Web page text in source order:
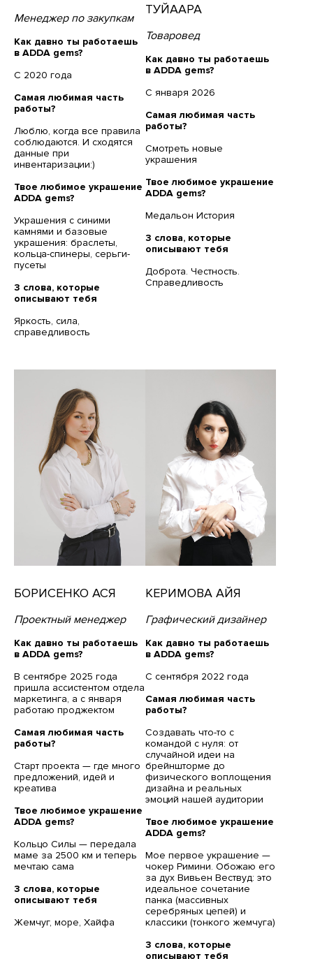
Менеджер по закупкам
Как давно ты работаешь
в ADDA gems?
С 2020 года
Самая любимая часть
работы?
Люблю, когда все правила
соблюдаются. И сходятся
данные при
инвентаризации:)
Твое любимое украшение
ADDA gems?
Украшения с синими
камнями и базовые
украшения: браслеты,
кольца-спинеры, серьги-
пусеты
3 слова, которые
описывают тебя
Яркость, сила,
справедливость
ТУЙААРА
Товаровед
Как давно ты работаешь
в ADDA gems?
С января 2026
Самая любимая часть
работы?
Смотреть новые
украшения
Твое любимое украшение
ADDA gems?
Медальон История
3 слова, которые
описывают тебя
Доброта. Честность.
Справедливость
БОРИСЕНКО АСЯ
Проектный менеджер
Как давно ты работаешь
в ADDA gems?
В сентябре 2025 года
пришла ассистентом отдела
маркетинга, а с января
работаю проджектом
Самая любимая часть
работы?
Старт проекта — где много
предложений, идей и
креатива
Твое любимое украшение
ADDA gems?
Кольцо Силы — передала
маме за 2500 км и теперь
мечтаю сама
3 слова, которые
описывают тебя
Жемчуг, море, Хайфа
КЕРИМОВА АЙЯ
Графический дизайнер
Как давно ты работаешь
в ADDA gems?
С сентября 2022 года
Самая любимая часть
работы?
Создавать что-то с
командой с нуля: от
случайной идеи на
брейншторме до
физического воплощения
дизайна и реальных
эмоций нашей аудитории
Твое любимое украшение
ADDA gems?
Мое первое украшение —
чокер Римини. Обожаю его
за дух Вивьен Вествуд: это
идеальное сочетание
панка (массивных
серебряных цепей) и
классики (тонкого жемчуга)
3 слова, которые
описывают тебя